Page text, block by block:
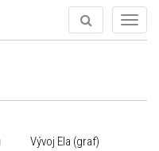
Vývoj Ela (graf)